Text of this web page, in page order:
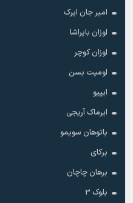
امیر جان ایرک
اوزان بایراشا
اوزان کوچر
اومیت بسن
ایپیو
ایرماک آریجی
باتوهان سویمو
برکای
برهان چاچان
بلوک 3